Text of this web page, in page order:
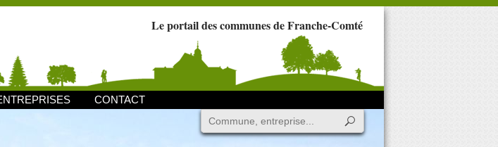
Le portail des communes de Franche-Comté
CONTACT